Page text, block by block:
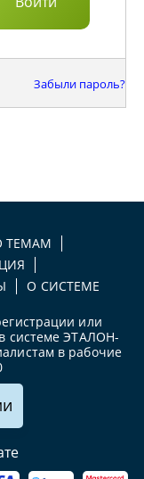
Забыли пароль?
ТЕМАМ
О СИСТЕМЕ
или
системе ЭТАЛОН-
в рабочие